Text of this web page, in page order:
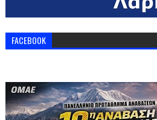
FACEBOOK